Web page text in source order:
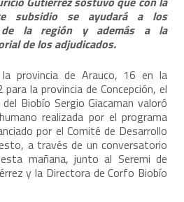
subsidio se ayudará a los
de la región y además a la
de los adjudicados.
provincia de Arauco, 16 en la
la provincia de Concepción, el
Biobío Sergio Giacaman valoró
realizada por el programa
por el Comité de Desarrollo
a través de un conversatorio
mañana, junto al Seremi de
y la Directora de Corfo Biobío